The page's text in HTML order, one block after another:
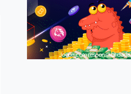
Jogue com